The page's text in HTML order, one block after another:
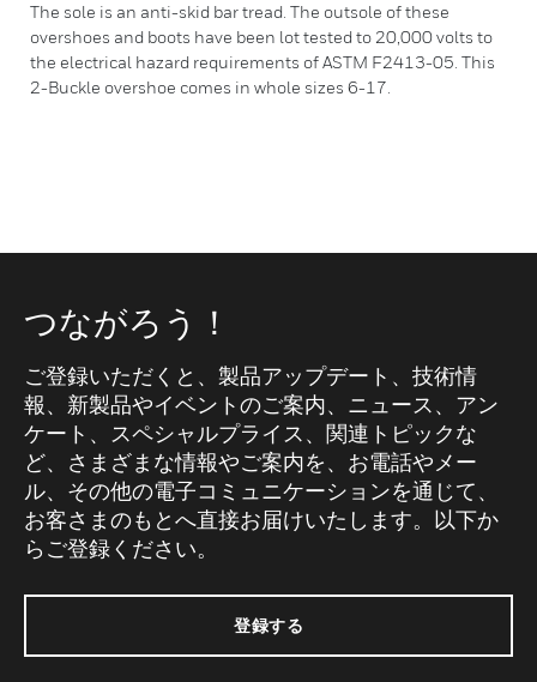
The sole is an anti-skid bar tread. The outsole of these
overshoes and boots have been lot tested to 20,000 volts to
the electrical hazard requirements of ASTM F2413-05. This
2-Buckle overshoe comes in whole sizes 6-17.
つながろう！
ご登録いただくと、製品アップデート、技術情
報、新製品やイベントのご案内、ニュース、アン
ケート、スペシャルプライス、関連トピックな
ど、さまざまな情報やご案内を、お電話やメー
ル、その他の電子コミュニケーションを通じて、
お客さまのもとへ直接お届けいたします。以下か
らご登録ください。
登録する